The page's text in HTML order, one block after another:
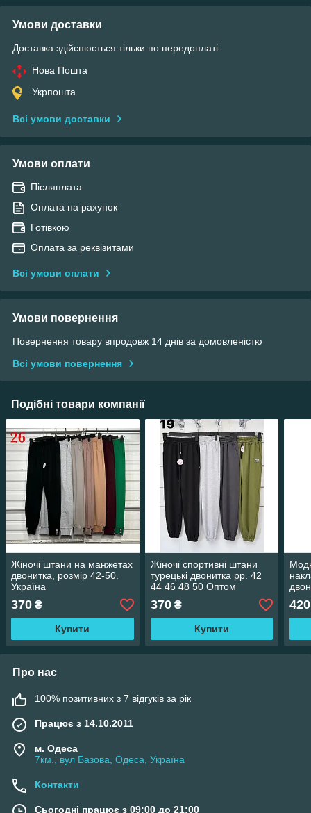
Умови доставки
Доставка здійснюється тільки по передоплаті.
Нова Пошта
Укрпошта
Всі умови доставки
Умови оплати
Післяплата
Оплата на рахунок
Готівкою
Оплата за реквізитами
Всі умови оплати
Умови повернення
Повернення товару впродовж 14 днів за домовленістю
Всі умови повернення
Подібні товари компанії
Жіночі штани на манжетах
двонитка, розмір 42-50.
Україна
370 ₴
Купити
Жіночі спортивні штани
турецькі двонитка рр. 42
44 46 48 50 Оптом
370₴
Купити
42-
L).
420
Про нас
100% позитивних з 7 відгуків за рік
Працює з 14.10.2011
м. Одеса
7км., вул Базова, Одеса, Україна
Контакти
Сьогодні працює з 09:00 до 21:00